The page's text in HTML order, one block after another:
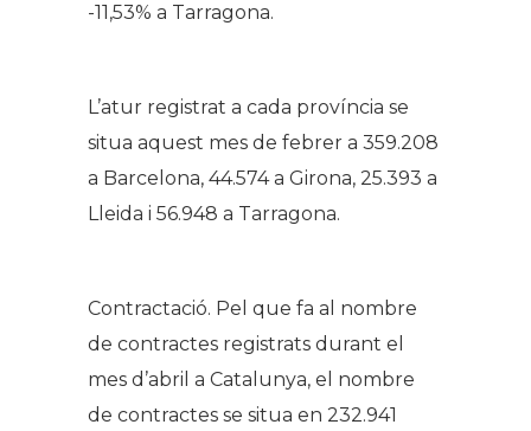
-11,53% a Tarragona.
L’atur registrat a cada província se
situa aquest mes de febrer a 359.208
a Barcelona, 44.574 a Girona, 25.393 a
Lleida i 56.948 a Tarragona.
Contractació. Pel que fa al nombre
de contractes registrats durant el
mes d’abril a Catalunya, el nombre
de contractes se situa en 232.941